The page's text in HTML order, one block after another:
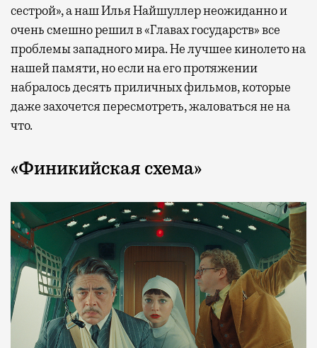
сестрой», а наш Илья Найшуллер неожиданно и
очень смешно решил в «Главах государств» все
проблемы западного мира. Не лучшее кинолето на
нашей памяти, но если на его протяжении
набралось десять приличных фильмов, которые
даже захочется пересмотреть, жаловаться не на
что.
«Финикийская схема»